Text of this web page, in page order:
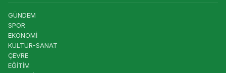
GÜNDEM
SPOR
EKONOMİ
KÜLTÜR-SANAT
ÇEVRE
EĞİTİM